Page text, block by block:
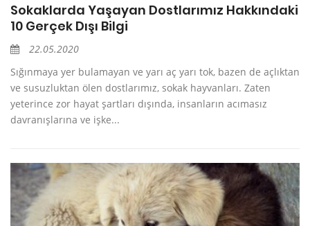
Sokaklarda Yaşayan Dostlarımız Hakkındaki
10 Gerçek Dışı Bilgi
22.05.2020
Sığınmaya yer bulamayan ve yarı aç yarı tok, bazen de açlıktan
ve susuzluktan ölen dostlarımız, sokak hayvanları. Zaten
yeterince zor hayat şartları dışında, insanların acımasız
davranışlarına ve işke...